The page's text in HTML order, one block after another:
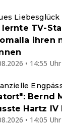
Liebesglück
lernte TV-
ihren
• 14:55 Uhr
Bernd
Hartz IV
• 14:05 Uhr